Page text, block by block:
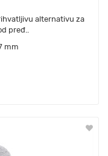
alternativu za
pređ..
mm